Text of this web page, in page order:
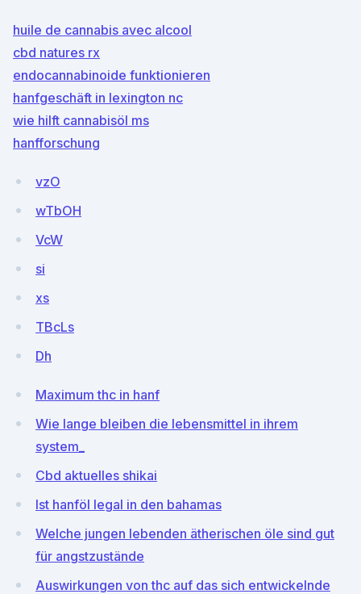
huile de cannabis avec alcool
cbd natures rx
endocannabinoide funktionieren
hanfgeschäft in lexington nc
wie hilft cannabisöl ms
hanfforschung
vzO
wTbOH
VcW
si
xs
TBcLs
Dh
Maximum thc in hanf
Wie lange bleiben die lebensmittel in ihrem
system_
Cbd aktuelles shikai
Ist hanföl legal in den bahamas
Welche jungen lebenden ätherischen öle sind gut
für angstzustände
Auswirkungen von thc auf das sich entwickelnde